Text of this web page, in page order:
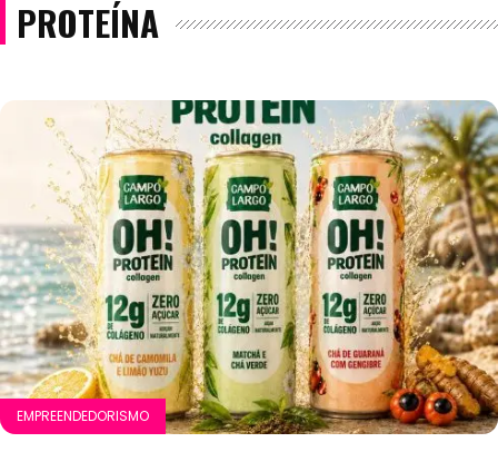
PROTEÍNA
EMPREENDEDORISMO